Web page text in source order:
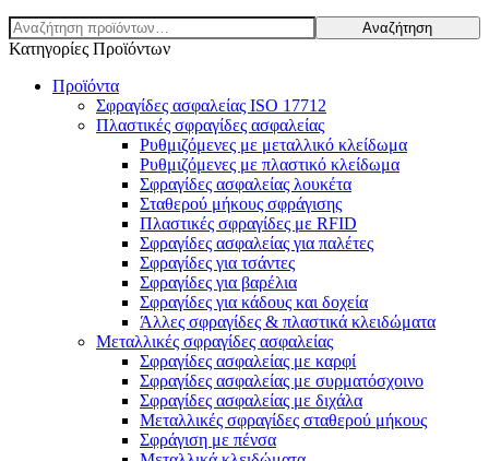
Αναζήτηση
για:
Αναζήτηση
Κατηγορίες Προϊόντων
Προϊόντα
Σφραγίδες ασφαλείας ISO 17712
Πλαστικές σφραγίδες ασφαλείας
Ρυθμιζόμενες με μεταλλικό κλείδωμα
Ρυθμιζόμενες με πλαστικό κλείδωμα
Σφραγίδες ασφαλείας λουκέτα
Σταθερού μήκους σφράγισης
Πλαστικές σφραγίδες με RFID
Σφραγίδες ασφαλείας για παλέτες
Σφραγίδες για τσάντες
Σφραγίδες για βαρέλια
Σφραγίδες για κάδους και δοχεία
Άλλες σφραγίδες & πλαστικά κλειδώματα
Μεταλλικές σφραγίδες ασφαλείας
Σφραγίδες ασφαλείας με καρφί
Σφραγίδες ασφαλείας με συρματόσχοινο
Σφραγίδες ασφαλείας με διχάλα
Μεταλλικές σφραγίδες σταθερού μήκους
Σφράγιση με πένσα